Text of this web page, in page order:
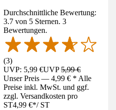
Durchschnittliche Bewertung:
3.7 von 5 Sternen. 3
Bewertungen.
(3)
UVP: 5,99 €UVP5,99 €
Unser Preis — 4,99 € * Alle
Preise inkl. MwSt. und ggf.
zzgl. Versandkosten pro
ST4,99 €*/ ST